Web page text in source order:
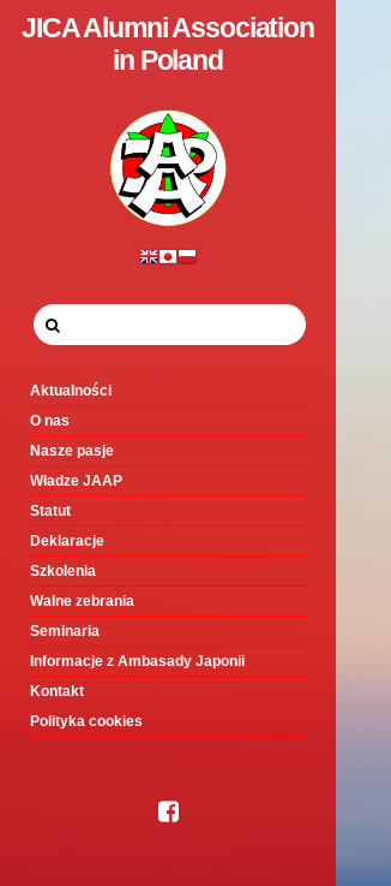
JICA Alumni Association
in Poland
Aktualności
O nas
Nasze pasje
Władze JAAP
Statut
Deklaracje
Szkolenia
Walne zebrania
Seminaria
Informacje z Ambasady Japonii
Kontakt
Polityka cookies